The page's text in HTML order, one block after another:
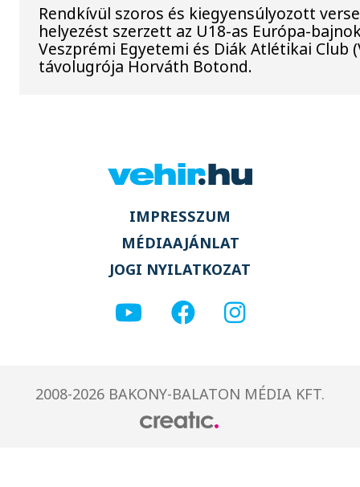
Rendkívül szoros és kiegyensúlyozott
helyezést szerzett az U18-as Európa-
Veszprémi Egyetemi és Diák Atlétikai Club
távolugrója Horváth Botond.
IMPRESSZUM
MÉDIAAJÁNLAT
JOGI NYILATKOZAT
2008-2026 BAKONY-BALATON MÉDIA KFT.